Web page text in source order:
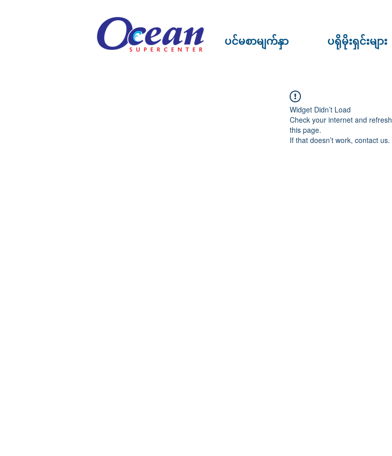
ပင်မစာမျက်နှာ ပရိုမိုးရှင်းများ
Widget Didn’t Load
Check your internet and refresh
this page.
If that doesn’t work, contact us.